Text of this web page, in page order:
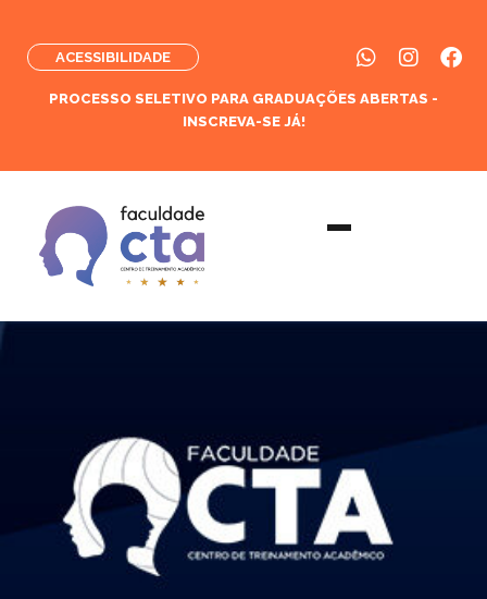
ACESSIBILIDADE
PROCESSO SELETIVO PARA GRADUAÇÕES ABERTAS -
INSCREVA-SE JÁ!